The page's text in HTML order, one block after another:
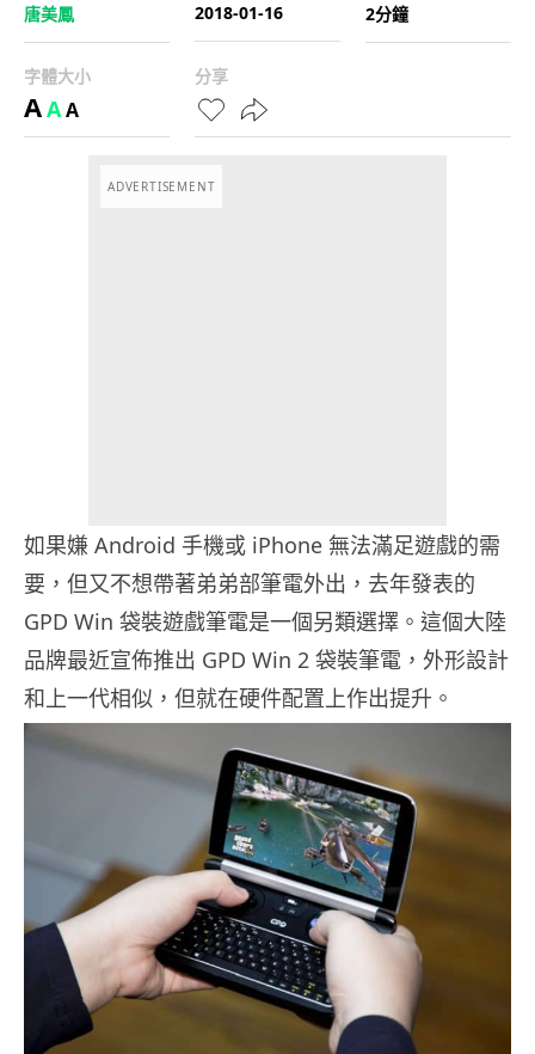
唐美鳳
2018-01-16
2分鐘
字體大小
AAA
分享
ADVERTISEMENT
如果嫌 Android 手機或 iPhone 無法滿足遊戲的需
要，但又不想帶著弟弟部筆電外出，去年發表的
GPD Win 袋裝遊戲筆電是一個另類選擇。這個大陸
品牌最近宣佈推出 GPD Win 2 袋裝筆電，外形設計
和上一代相似，但就在硬件配置上作出提升。